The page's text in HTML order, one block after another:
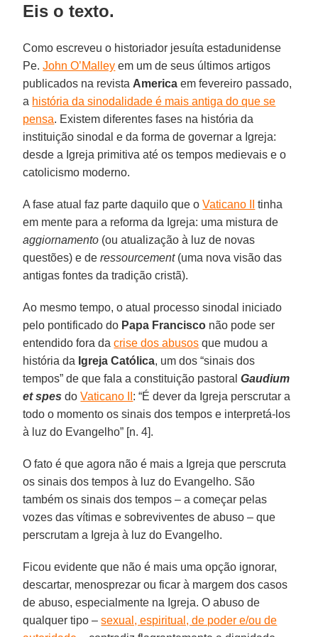
Eis o texto.
Como escreveu o historiador jesuíta estadunidense
Pe. John O’Malley em um de seus últimos artigos
publicados na revista America em fevereiro passado,
a história da sinodalidade é mais antiga do que se
pensa. Existem diferentes fases na história da
instituição sinodal e da forma de governar a Igreja:
desde a Igreja primitiva até os tempos medievais e o
catolicismo moderno.
A fase atual faz parte daquilo que oVaticano II
tinha
em mente para a reforma da Igreja: uma mistura de
aggiornamento (ou atualização à luz de novas
questões) e deressourcement(uma nova visão das
antigas fontes da tradição cristã).
Ao mesmo tempo, o atual processo sinodal iniciado
pelo pontificado do Papa Francisco não pode ser
entendido fora dacrise dos abusos que mudou a
história da Igreja Católica, um dos “sinais dos
tempos” de que fala a constituição pastoralGaudium
et spes doVaticano II : “É dever da Igreja perscrutar a
todo o momento os sinais dos tempos e interpretá-los
à luz do Evangelho” [n. 4].
O fato é que agora não é mais a Igreja que perscruta
os sinais dos tempos à luz do Evangelho. São
também os sinais dos tempos – a começar pelas
vozes das vítimas e sobreviventes de abuso – que
perscrutam a Igreja à luz do Evangelho.
Ficou evidente que não é mais uma opção ignorar,
descartar, menosprezar ou ficar à margem dos casos
de abuso, especialmente na Igreja. O abuso de
qualquer tipo –sexual, espiritual, de poder e/ou de